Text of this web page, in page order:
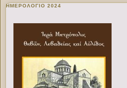
ΗΜΕΡΟΛΟΓΙΟ 2024